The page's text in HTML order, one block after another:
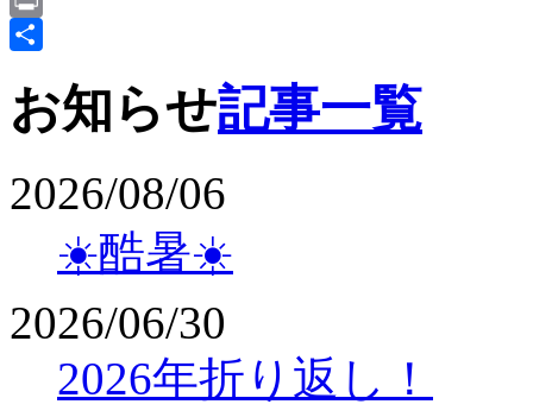
Print
有
お知らせ記事一覧
2026/08/06
☀️酷暑☀️
2026/06/30
2026年折り返し！